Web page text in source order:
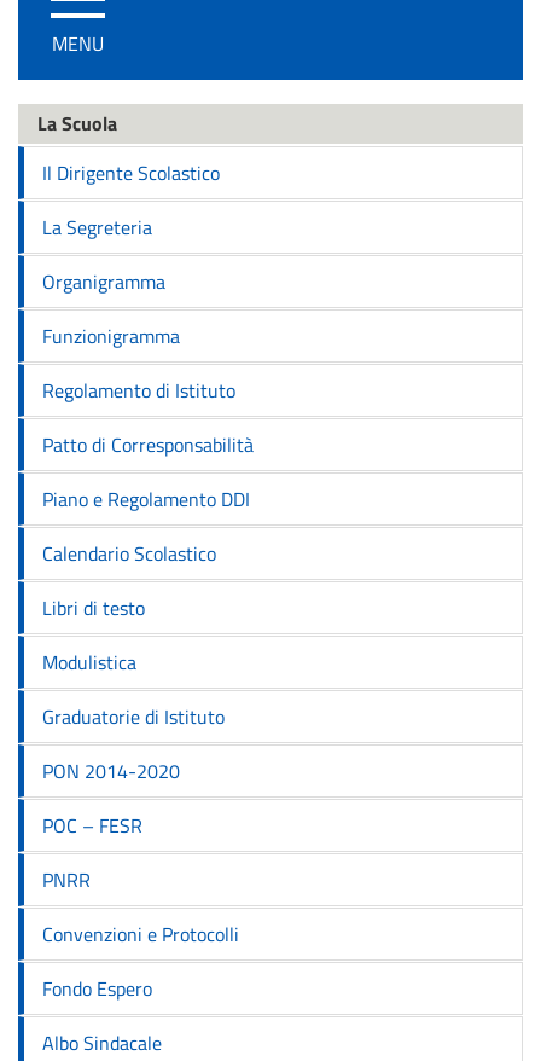
/
disattiva
navigazione
MENU
La Scuola
Il Dirigente Scolastico
La Segreteria
Organigramma
Funzionigramma
Regolamento di Istituto
Patto di Corresponsabilità
Piano e Regolamento DDI
Calendario Scolastico
Libri di testo
Modulistica
Graduatorie di Istituto
PON 2014-2020
POC – FESR
PNRR
Convenzioni e Protocolli
Fondo Espero
Albo Sindacale